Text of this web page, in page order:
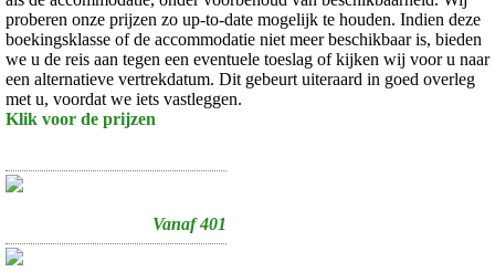
proberen onze prijzen zo up-to-date mogelijk te houden. Indien deze
boekingsklasse of de accommodatie niet meer beschikbaar is, bieden
we u de reis aan tegen een eventuele toeslag of kijken wij voor u naar
een alternatieve vertrekdatum. Dit gebeurt uiteraard in goed overleg
met u, voordat we iets vastleggen.
Klik voor de prijzen
Vanaf 401